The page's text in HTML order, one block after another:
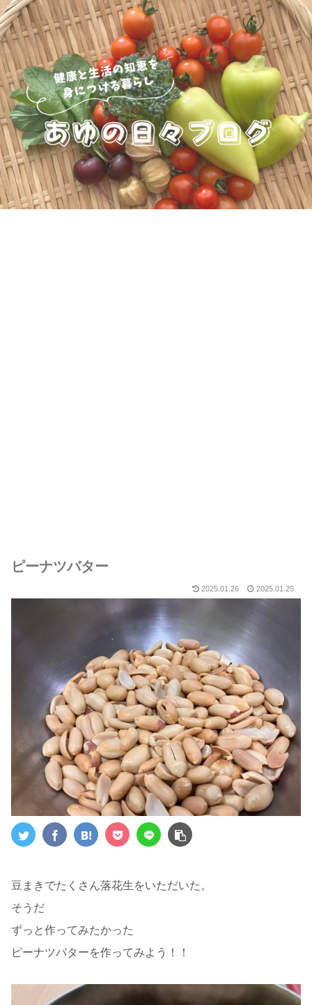
ピーナツバター
2025.01.26 2025.01.25
豆まきでたくさん落花生をいただいた。
そうだ
ずっと作ってみたかった
ピーナツバターを作ってみよう！！